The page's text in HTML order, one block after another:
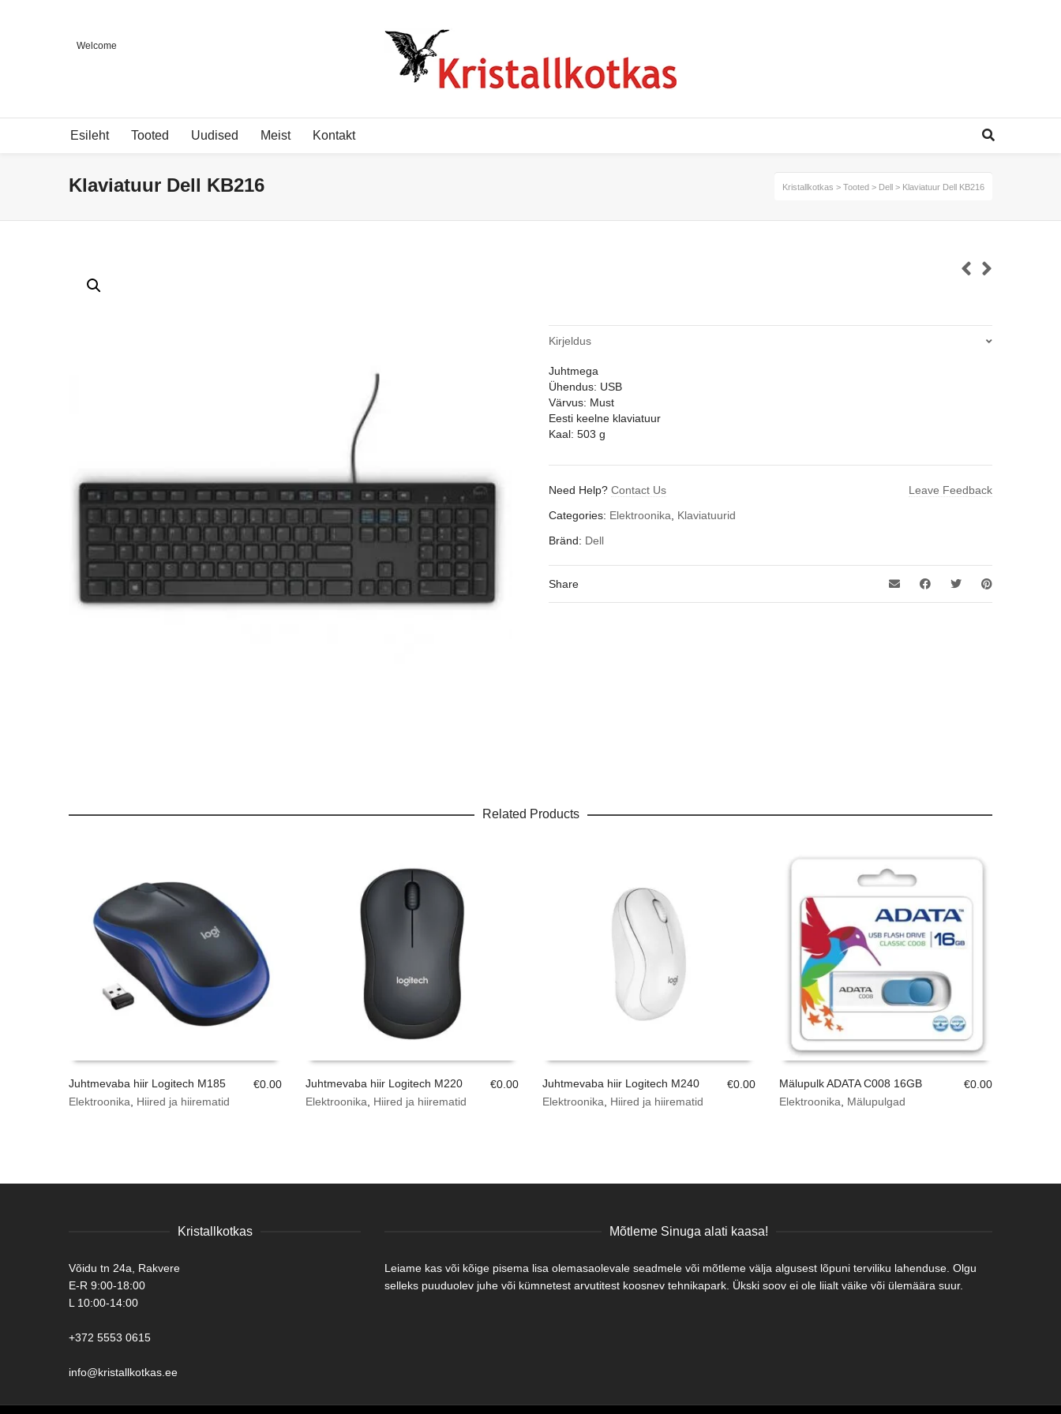
Welcome
Esileht Tooted Uudised Meist Kontakt
Klaviatuur Dell KB216 Kristallkotkas > Tooted > Dell > Klaviatuur Dell KB216
Kirjeldus
Juhtmega
Ühendus: USB
Värvus: Must
Eesti keelne klaviatuur
Kaal: 503 g
Need Help?Contact Us
Leave Feedback
Categories: Elektroonika
Klaviatuurid
Bränd: Dell
Share
Related Products
Juhtmevaba hiir Logitech M185
Elektroonika
Hiired ja hiirematid
€0.00
Juhtmevaba hiir Logitech M220
Elektroonika
Hiired ja hiirematid
€0.00
Juhtmevaba hiir Logitech M240
Elektroonika
Hiired ja hiirematid
€0.00
Mälupulk ADATA C008 16GB
Elektroonika
Mälupulgad
€0.00
Kristallkotkas
Võidu tn 24a, Rakvere
E-R 9:00-18:00
L 10:00-14:00
+372 5553 0615
info@kristallkotkas.ee
Mõtleme Sinuga alati kaasa!
Leiame kas või kõige pisema lisa olemasaolevale seadmele või mõtleme välja algusest lõpuni terviliku lahenduse. Olgu
selleks puuduolev juhe või kümnetest arvutitest koosnev tehnikapark. Ükski soov ei ole liialt väike või ülemäära suur.